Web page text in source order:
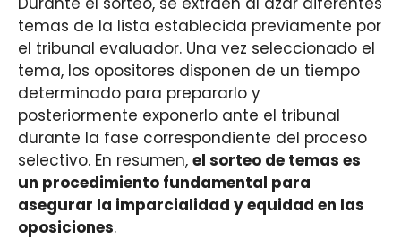
temas de la lista establecida previamente por
el tribunal evaluador. Una vez seleccionado el
tema, los opositores disponen de un tiempo
determinado para prepararlo y
posteriormente exponerlo ante el tribunal
durante la fase correspondiente del proceso
selectivo. En resumen, el sorteo de temas es
un procedimiento fundamental para
asegurar la imparcialidad y equidad en las
oposiciones.